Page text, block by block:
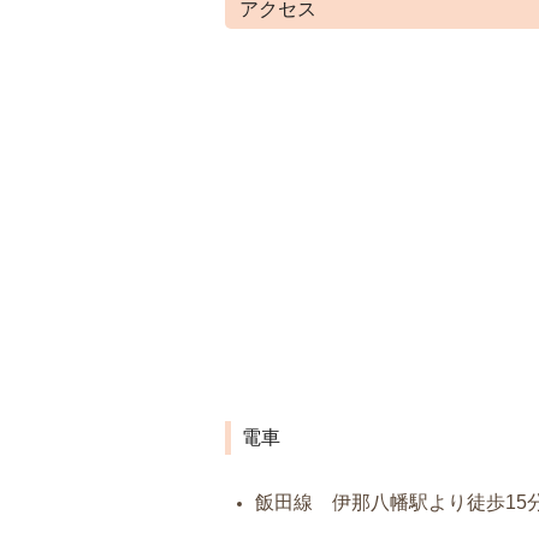
アクセス
電車
飯田線 伊那八幡駅より徒歩15